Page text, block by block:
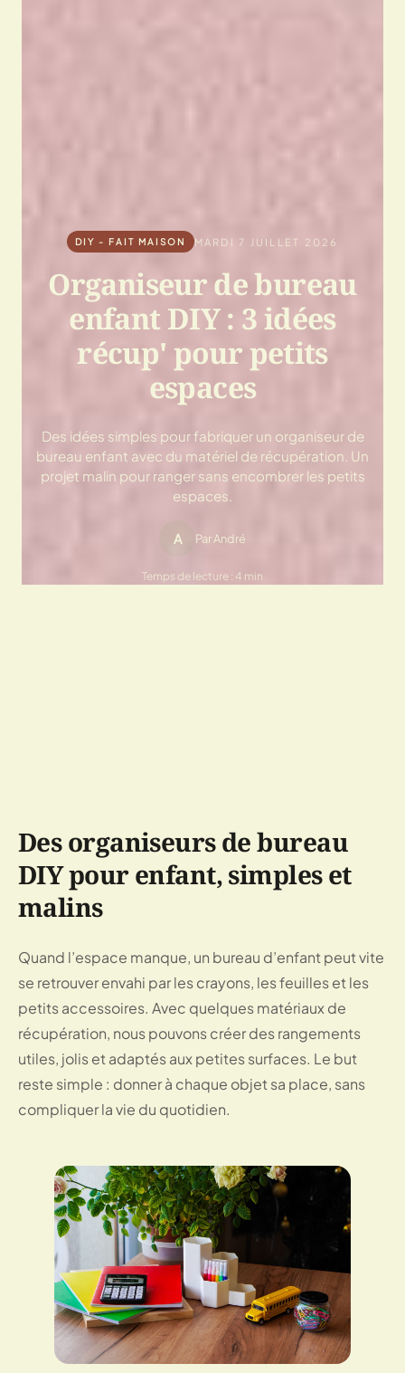
DIY - FAIT MAISON MARDI 7 JUILLET 2026
Organiseur de bureau
enfant DIY : 3 idées
récup' pour petits
espaces
Des idées simples pour fabriquer un organiseur de
bureau enfant avec du matériel de récupération. Un
projet malin pour ranger sans encombrer les petits
espaces.
A Par André
Temps de lecture : 4 min
Des organiseurs de bureau
DIY pour enfant, simples et
malins
Quand l’espace manque, un bureau d’enfant peut vite
se retrouver envahi par les crayons, les feuilles et les
petits accessoires. Avec quelques matériaux de
récupération, nous pouvons créer des rangements
utiles, jolis et adaptés aux petites surfaces. Le but
reste simple : donner à chaque objet sa place, sans
compliquer la vie du quotidien.